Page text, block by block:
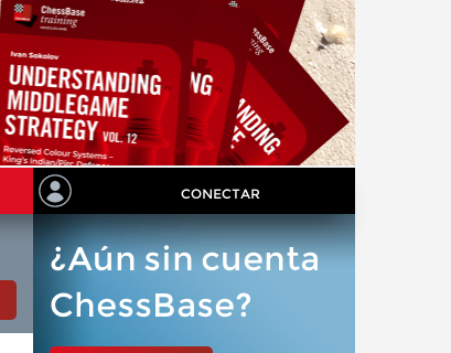
CONECTAR
¿Aún sin cuenta
ChessBase?